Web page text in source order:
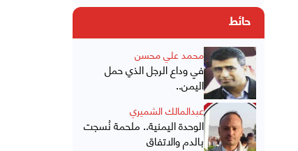
حائط
محمد علي محسن
في وداع الرجل الذي حمل
اليمن..
عبدالمالك الشميري
الوحدة اليمنية.. ملحمة نُسجت
بالدم والاتفاق